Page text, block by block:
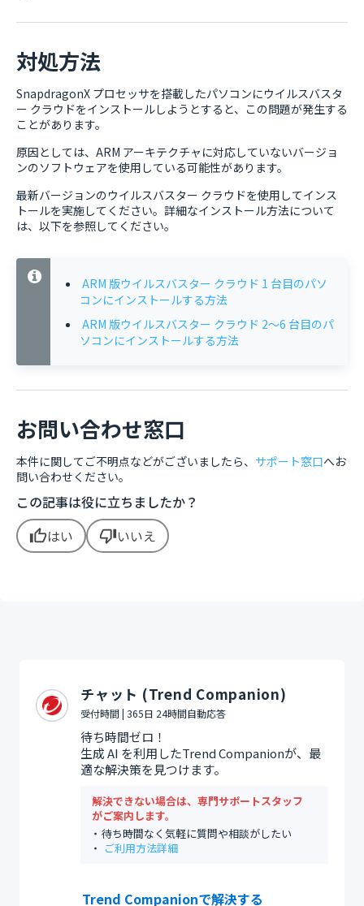
対処方法
SnapdragonX プロセッサを搭載したパソコンにウイルスバスタ
ー クラウドをインストールしようとすると、この問題が発生する
ことがあります。
原因としては、ARM アーキテクチャに対応していないバージョ
ンのソフトウェアを使用している可能性があります。
最新バージョンのウイルスバスター クラウドを使用してインス
トールを実施してください。詳細なインストール方法について
は、以下を参照してください。
ARM 版ウイルスバスター クラウド 1 台目のパソ
コンにインストールする方法
ARM 版ウイルスバスター クラウド 2～6 台目のパ
ソコンにインストールする方法
お問い合わせ窓口
本件に関してご不明点などがございましたら、 サポート窓口へお
問い合わせください。
この記事は役に立ちましたか？
thumb_upはい thumb_downいいえ
チャット (Trend Companion)
受付時間 | 365日 24時間自動応答
待ち時間ゼロ！
生成 AI を利用したTrend Companionが、最
適な解決策を見つけます。
解決できない場合は、専門サポートスタッフ
がご案内します。
待ち時間なく気軽に質問や相談がしたい
ご利用方法詳細
Trend Companionで解決する